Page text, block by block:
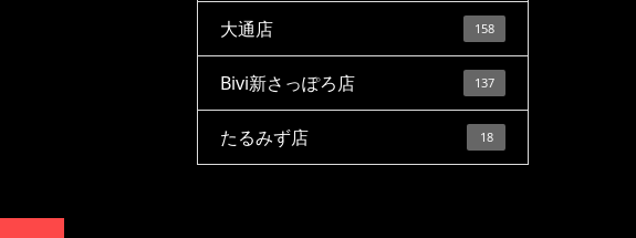
大通店 158
Bivi新さっぽろ店 137
たるみず店 18